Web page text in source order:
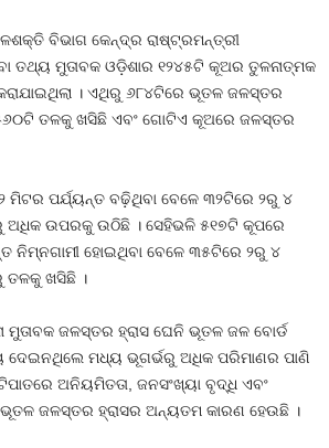
ବିଭାଗ କେନ୍ଦ୍ର ରାଷ୍ଟ୍ରମନ୍ତ୍ରୀ
ତଥ୍ୟ ମୁତାବକ ଓଡ଼ିଶାର ୧୨୪୫ଟି କୂଅର ତୁଳନାତ୍ମକ
। ଏଥିରୁ ୬୮୪ଟିରେ ଭୂତଳ ଜଳସ୍ତର
ତଳକୁ ଖସିଛି ଏବଂ ଗୋଟିଏ କୂଅରେ ଜଳସ୍ତର
ପର୍ଯ୍ୟନ୍ତ ବଢ଼ିଥିବା ବେଳେ ୩୨ଟିରେ ୨ରୁ ୪
ଉପରକୁ ଉଠିଛି । ସେହିଭଳି ୫୧୭ଟି କୂପରେ
ନିମ୍ନଗାମୀ ହୋଇଥିବା ବେଳେ ୩୫ଟିରେ ୨ରୁ ୪
ତଳକୁ ଖସିଛି ।
ମୁତାବକ ଜଳସ୍ତର ହ୍ରାସ ଘେନି ଭୂତଳ ଜଳ ବୋର୍ଡ
ଦେଇନଥିଲେ ମଧ୍ୟ ଭୂଗର୍ଭରୁ ଅଧିକ ପରିମାଣର ପାଣି
ଅନିୟମିତତା, ଜନସଂଖ୍ୟା ବୃଦ୍ଧି ଏବଂ
ଜଳସ୍ତର ହ୍ରାସର ଅନ୍ୟତମ କାରଣ ହେଉଛି ।